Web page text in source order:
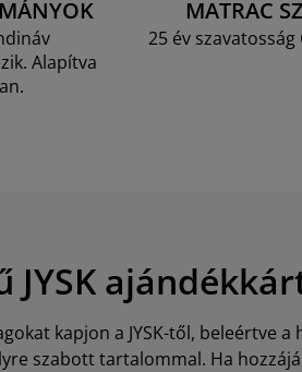
Alapítva
MATRAC
25 év
JYSK
kapjon a JYSK-től, beleértve
szabott tartalommal. Ha